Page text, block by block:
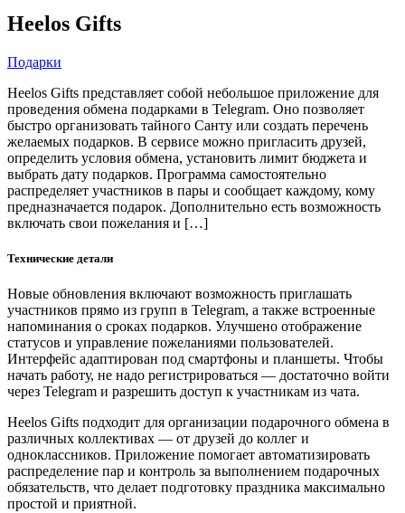
Heelos Gifts
Подарки
Heelos Gifts представляет собой небольшое приложение для
проведения обмена подарками в Telegram. Оно позволяет
быстро организовать тайного Санту или создать перечень
желаемых подарков. В сервисе можно пригласить друзей,
определить условия обмена, установить лимит бюджета и
выбрать дату подарков. Программа самостоятельно
распределяет участников в пары и сообщает каждому, кому
предназначается подарок. Дополнительно есть возможность
включать свои пожелания и […]
Технические детали
Новые обновления включают возможность приглашать
участников прямо из групп в Telegram, а также встроенные
напоминания о сроках подарков. Улучшено отображение
статусов и управление пожеланиями пользователей.
Интерфейс адаптирован под смартфоны и планшеты. Чтобы
начать работу, не надо регистрироваться — достаточно войти
через Telegram и разрешить доступ к участникам из чата.
Heelos Gifts подходит для организации подарочного обмена в
различных коллективах — от друзей до коллег и
одноклассников. Приложение помогает автоматизировать
распределение пар и контроль за выполнением подарочных
обязательств, что делает подготовку праздника максимально
простой и приятной.